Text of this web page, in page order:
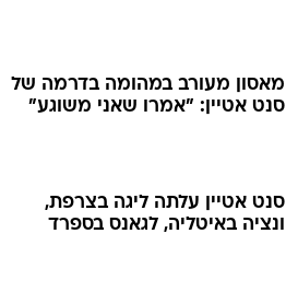
מאסון מעורב במהומה בדרמה של
סנט אטיין: "אמרו שאני משוגע"
סנט אטיין עלתה ליגה בצרפת,
ונציה באיטליה, לגאנס בספרד